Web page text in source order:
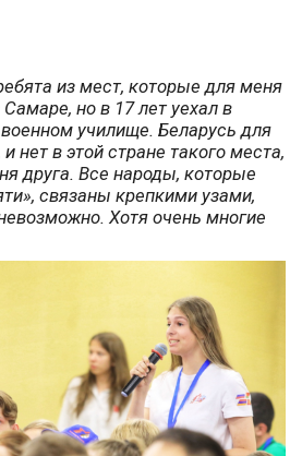
из мест, которые для меня
но в 17 лет уехал в
училище. Беларусь для
нет в этой стране такого места,
друга. Все народы, которые
связаны крепкими узами,
Хотя очень многие